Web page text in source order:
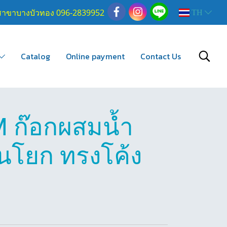
ขาบางบัวทอง 096-2839952 TH
Catalog Online payment Contact Us
ก๊อกผสมน้ำ
ยก ทรงโค้ง